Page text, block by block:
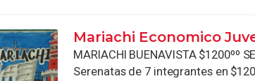
Mariachi Economico
MARIACHI BUENAVISTA $1200ºº
Serenatas de 7 integrantes en